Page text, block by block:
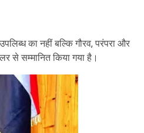
का नहीं बल्कि गौरव, परंपरा और
से सम्मानित किया गया है।